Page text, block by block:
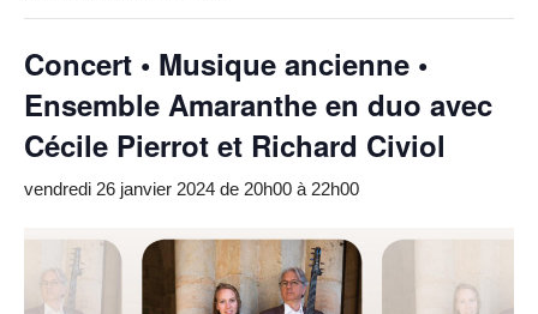
Concert • Musique ancienne •
Ensemble Amaranthe en duo avec
Cécile Pierrot et Richard Civiol
vendredi 26 janvier 2024 de 20h00 à22h00